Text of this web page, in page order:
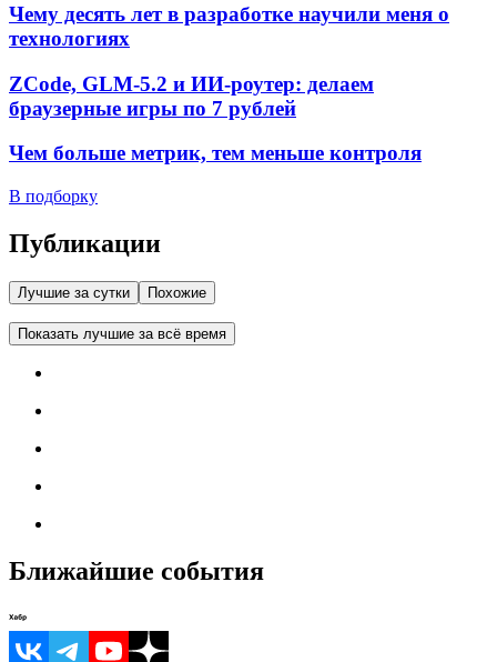
Чему десять лет в разработке научили меня о
технологиях
ZCode, GLM-5.2 и ИИ-роутер: делаем
браузерные игры по 7 рублей
Чем больше метрик, тем меньше контроля
В подборку
Публикации
Лучшие за сутки Похожие
Показать лучшие за всё время
Ближайшие события